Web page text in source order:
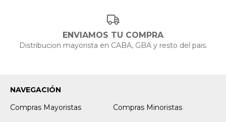
ENVIAMOS TU COMPRA
Distribucion mayorista en CABA, GBA y resto del pais.
NAVEGACIÓN
Compras Mayoristas
Compras Minoristas